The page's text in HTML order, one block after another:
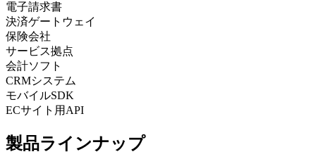
電子請求書
決済ゲートウェイ
保険会社
サービス拠点
会計ソフト
CRMシステム
モバイルSDK
ECサイト用API
製品ラインナップ